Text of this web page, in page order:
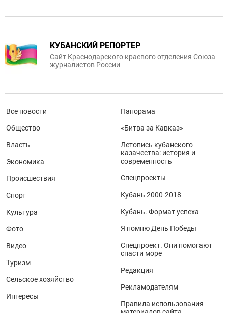
КУБАНСКИЙ РЕПОРТЕР
Сайт Краснодарского краевого отделения Союза
журналистов России
Все новости
Общество
Власть
Экономика
Происшествия
Спорт
Культура
Фото
Видео
Туризм
Сельское хозяйство
Интересы
Панорама
«Битва за Кавказ»
Летопись кубанского
казачества: история и
современность
Спецпроекты
Кубань 2000-2018
Кубань. Формат успеха
Я помню День Победы
Спецпроект. Они помогают
спасти море
Редакция
Рекламодателям
Правила использования